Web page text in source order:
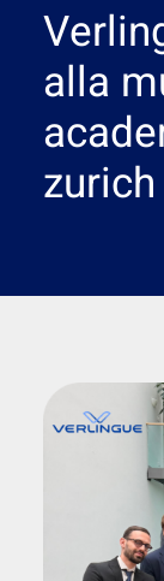
News
Ricerca
alla
zurich